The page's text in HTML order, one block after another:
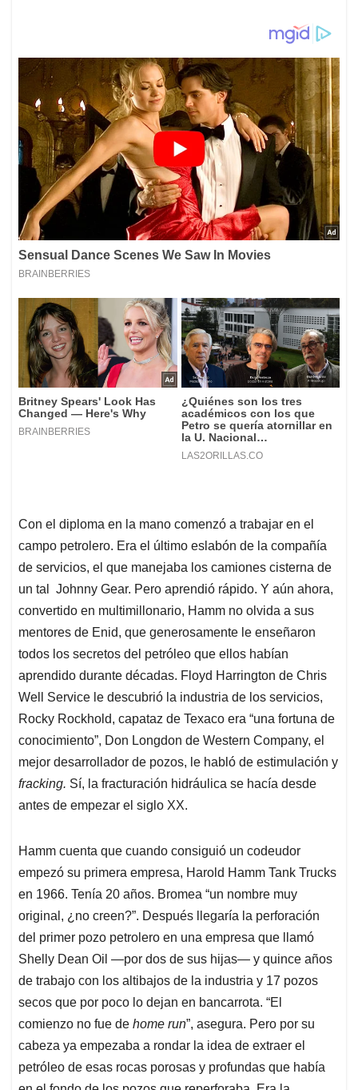
Con el diploma en la mano comenzó a trabajar en el
campo petrolero. Era el último eslabón de la compañía
de servicios, el que manejaba los camiones cisterna de
un tal Johnny Gear. Pero aprendió rápido. Y aún ahora,
convertido en multimillonario, Hamm no olvida a sus
mentores de Enid, que generosamente le enseñaron
todos los secretos del petróleo que ellos habían
aprendido durante décadas. Floyd Harrington de Chris
Well Service le descubrió la industria de los servicios,
Rocky Rockhold, capataz de Texaco era “una fortuna de
conocimiento”, Don Longdon de Western Company, el
mejor desarrollador de pozos, le habló de estimulación y
fracking. Sí, la fracturación hidráulica se hacía desde
antes de empezar el siglo XX.
Hamm cuenta que cuando consiguió un codeudor
empezó su primera empresa, Harold Hamm Tank Trucks
en 1966. Tenía 20 años. Bromea “un nombre muy
original, ¿no creen?”. Después llegaría la perforación
del primer pozo petrolero en una empresa que llamó
Shelly Dean Oil —por dos de sus hijas— y quince años
de trabajo con los altibajos de la industria y 17 pozos
secos que por poco lo dejan en bancarrota. “El
comienzo no fue de home run”, asegura. Pero por su
cabeza ya empezaba a rondar la idea de extraer el
petróleo de esas rocas porosas y profundas que había